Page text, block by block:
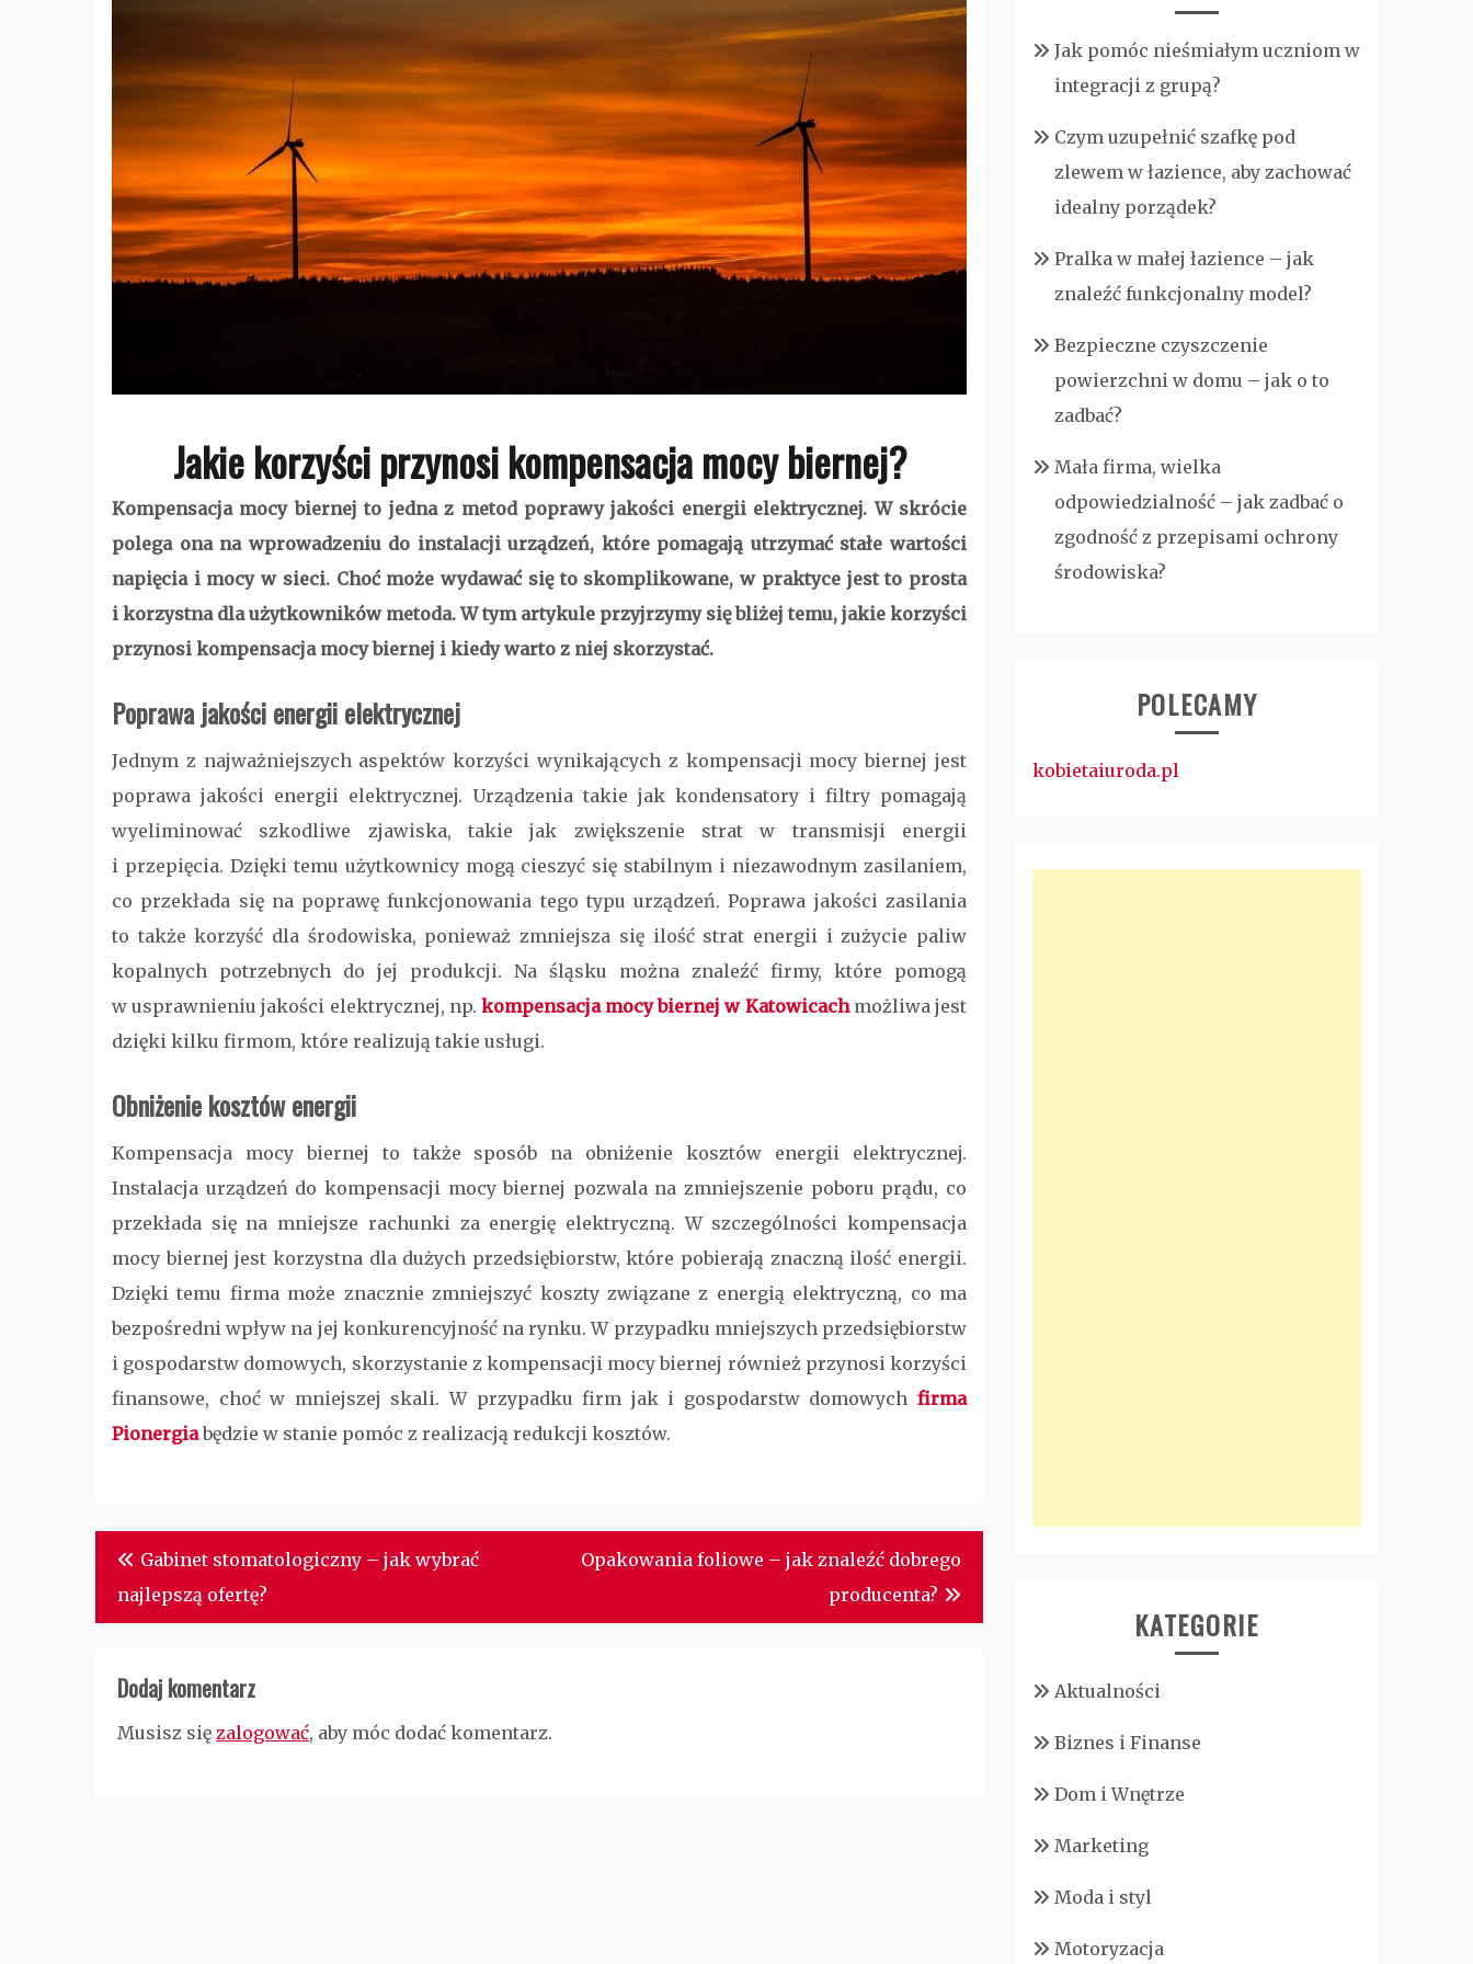
Jakie korzyści przynosi kompensacja mocy biernej?
Kompensacja mocy biernej to jedna z metod poprawy jakości energii elektrycznej. W skrócie
polega ona na wprowadzeniu do instalacji urządzeń, które pomagają utrzymać stałe wartości
napięcia i mocy w sieci. Choć może wydawać się to skomplikowane, w praktyce jest to prosta
i korzystna dla użytkowników metoda. W tym artykule przyjrzymy się bliżej temu, jakie korzyści
przynosi kompensacja mocy biernej i kiedy warto z niej skorzystać.
Poprawa jakości energii elektrycznej
Jednym z najważniejszych aspektów korzyści wynikających z kompensacji mocy biernej jest
poprawa jakości energii elektrycznej. Urządzenia takie jak kondensatory i filtry pomagają
wyeliminować szkodliwe zjawiska, takie jak zwiększenie strat w transmisji energii
i przepięcia. Dzięki temu użytkownicy mogą cieszyć się stabilnym i niezawodnym zasilaniem,
co przekłada się na poprawę funkcjonowania tego typu urządzeń. Poprawa jakości zasilania
to także korzyść dla środowiska, ponieważ zmniejsza się ilość strat energii i zużycie paliw
kopalnych potrzebnych do jej produkcji. Na śląsku można znaleźć firmy, które pomogą
w usprawnieniu jakości elektrycznej, np. kompensacja mocy biernej w Katowicachmożliwa jest
dzięki kilku firmom, które realizują takie usługi.
Obniżenie kosztów energii
Kompensacja mocy biernej to także sposób na obniżenie kosztów energii elektrycznej.
Instalacja urządzeń do kompensacji mocy biernej pozwala na zmniejszenie poboru prądu, co
przekłada się na mniejsze rachunki za energię elektryczną. W szczególności kompensacja
mocy biernej jest korzystna dla dużych przedsiębiorstw, które pobierają znaczną ilość energii.
Dzięki temu firma może znacznie zmniejszyć koszty związane z energią elektryczną, co ma
bezpośredni wpływ na jej konkurencyjność na rynku. W przypadku mniejszych przedsiębiorstw
i gospodarstw domowych, skorzystanie z kompensacji mocy biernej również przynosi korzyści
finansowe, choć w mniejszej skali. W przypadku firm jak i gospodarstw domowych firma
Pionergiabędzie w stanie pomóc z realizacją redukcji kosztów.
Nawigacja
wpisu
Gabinet stomatologiczny – jak wybrać
najlepszą ofertę?
Opakowania foliowe – jak znaleźć dobrego
producenta?
Dodaj komentarz
Musisz się zalogować, aby móc dodać komentarz.
Jak pomóc nieśmiałym uczniom w
integracji z grupą?
Czym uzupełnić szafkę pod
zlewem w łazience, aby zachować
idealny porządek?
Pralka w małej łazience – jak
znaleźć funkcjonalny model?
Bezpieczne czyszczenie
powierzchni w domu – jak o to
zadbać?
Mała firma, wielka
odpowiedzialność – jak zadbać o
zgodność z przepisami ochrony
środowiska?
POLECAMY
kobietaiuroda.pl
KATEGORIE
Aktualności
Biznes i Finanse
Dom i Wnętrze
Marketing
Moda i styl
Motoryzacja